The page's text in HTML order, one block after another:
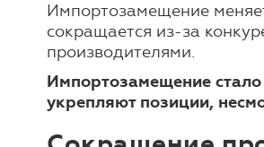
Импортозамещение
сокращается из-за
производителями.
Импортозамещение
укрепляют позиции,